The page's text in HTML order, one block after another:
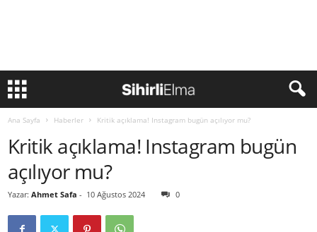
Ana Sayfa Haberler Kritik açıklama! Instagram bugün açılıyor mu?
Kritik açıklama! Instagram bugün
açılıyor mu?
Yazar: Ahmet Safa - 10 Ağustos 2024 0